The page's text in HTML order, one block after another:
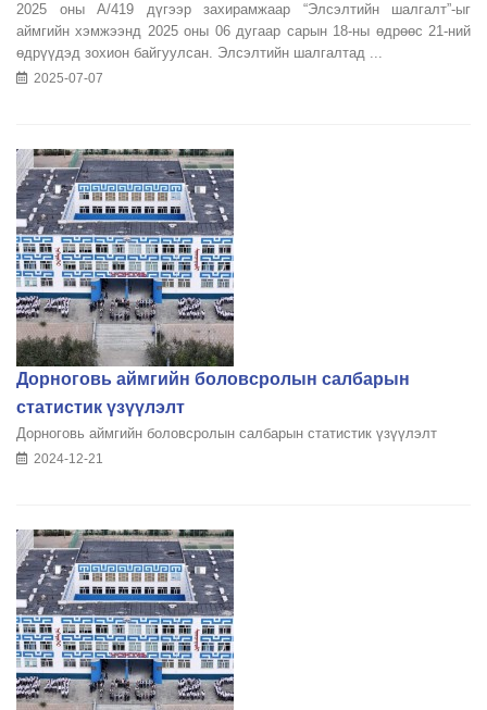
2025 оны А/419 дүгээр захирамжаар “Элсэлтийн шалгалт”-ыг
аймгийн хэмжээнд 2025 оны 06 дугаар сарын 18-ны өдрөөс 21-ний
өдрүүдэд зохион байгуулсан. Элсэлтийн шалгалтад ...
2025-07-07
Дорноговь аймгийн боловсролын салбарын
статистик үзүүлэлт
Дорноговь аймгийн боловсролын салбарын статистик үзүүлэлт
2024-12-21